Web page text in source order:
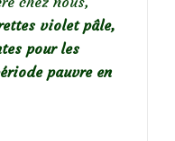
violet pâle,
pour les
pauvre en